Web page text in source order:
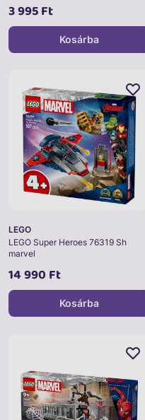
3 995 Ft
Kosárba
LEGO
LEGO Super Heroes 76319 Sh
marvel
14 990 Ft
Kosárba